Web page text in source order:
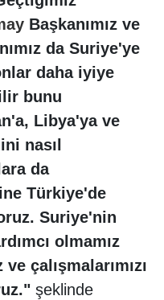
Başkanımız ve
da Suriye'ye
daha iyiye
bunu
Libya'ya ve
nasıl
da
Türkiye'de
Suriye'nin
olmamız
çalışmalarımızı
şeklinde